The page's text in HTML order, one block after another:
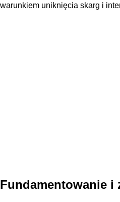
warunkiem uniknięcia skarg i
Fundamentowanie i